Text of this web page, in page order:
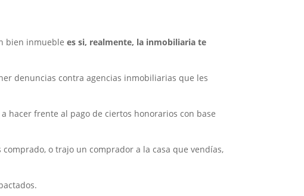
bien inmueble es si, realmente, la inmobiliaria te
denuncias contra agencias inmobiliarias que les
hacer frente al pago de ciertos honorarios con base
o trajo un comprador a la casa que vendías,